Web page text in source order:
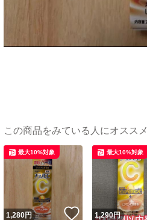
この商品をみている人にオススメ
1,280円 いいね！
最大10%対象
1,290円
最大10%対象